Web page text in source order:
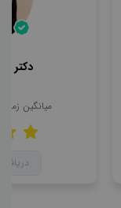
دکتر
میانگین